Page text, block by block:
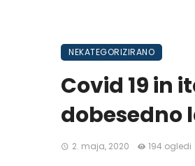
NEKATEGORIZIRANO
Covid 19 in
dobesedno
2. maja, 2020 194 ogledi